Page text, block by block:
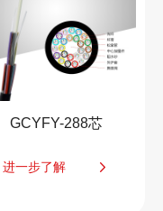
GCYFY-288芯
进一步了解